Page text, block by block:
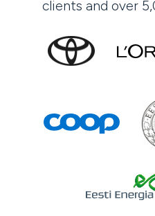
clients and over